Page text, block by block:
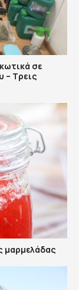
σε
– Τρεις
μαρμελάδας